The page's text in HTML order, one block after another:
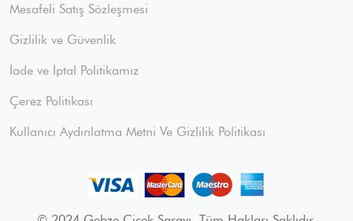
Mesafeli Satış Sözleşmesi
Gizlilik ve Güvenlik
İade ve İptal Politikamız
Çerez Politikası
Kullanıcı Aydınlatma Metni Ve Gizlilik Politikası